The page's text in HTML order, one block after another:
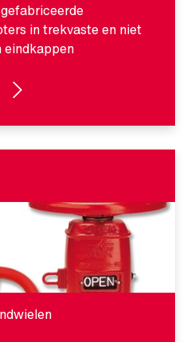
in trekvaste en niet
eindkappen
BEKIJK PRODUCTEN